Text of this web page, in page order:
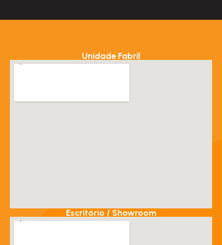
Unidade Fabril
Escritório / Showroom